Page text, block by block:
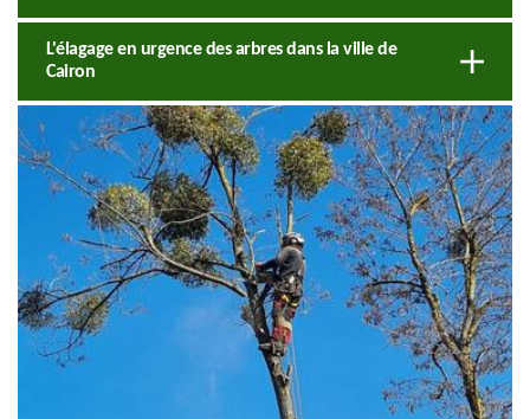
L'élagage en urgence des arbres dans la ville de
Cairon